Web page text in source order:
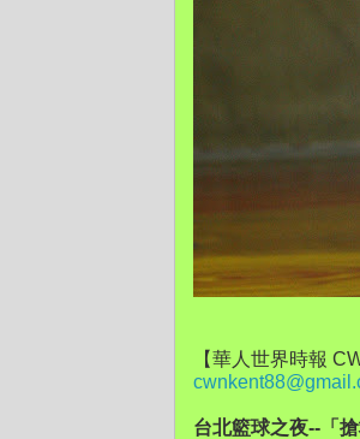
【華人世界時報
台北籃球之夜--「